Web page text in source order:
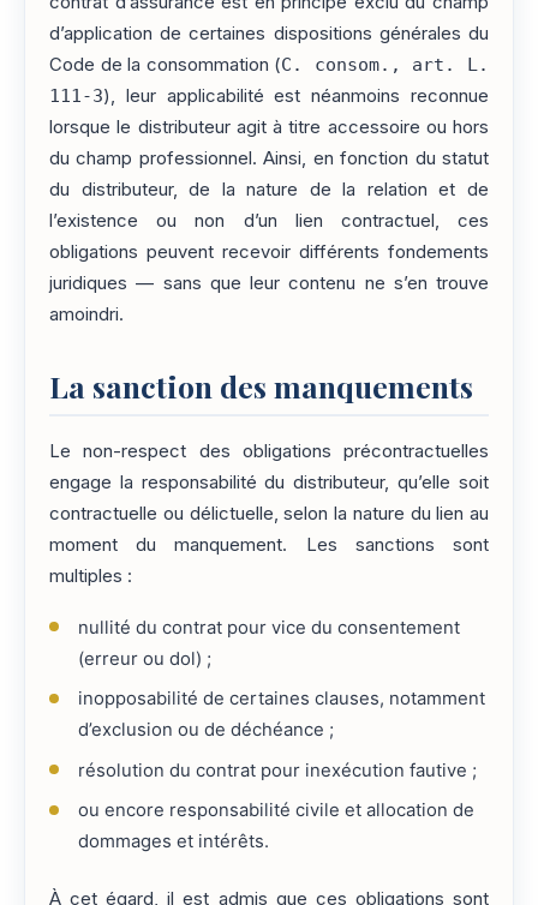
d’application de certaines dispositions générales du
Code de la consommation (C. consom., art. L.
111-3), leur applicabilité est néanmoins reconnue
lorsque le distributeur agit à titre accessoire ou hors
du champ professionnel. Ainsi, en fonction du statut
du distributeur, de la nature de la relation et de
l’existence ou non d’un lien contractuel, ces
obligations peuvent recevoir différents fondements
juridiques — sans que leur contenu ne s’en trouve
amoindri.
La sanction des manquements
Le non-respect des obligations précontractuelles
engage la responsabilité du distributeur, qu’elle soit
contractuelle ou délictuelle, selon la nature du lien au
moment du manquement. Les sanctions sont
multiples :
nullité du contrat pour vice du consentement
(erreur ou dol) ;
inopposabilité de certaines clauses, notamment
d’exclusion ou de déchéance ;
résolution du contrat pour inexécution fautive ;
ou encore responsabilité civile et allocation de
dommages et intérêts.
À cet égard, il est admis que ces obligations sont